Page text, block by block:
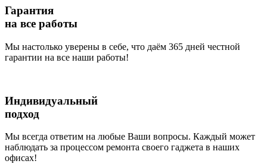
Гарантия
на все работы
Мы настолько уверены в себе, что даём 365 дней честной
гарантии на все наши работы!
Индивидуальный
подход
Мы всегда ответим на любые Ваши вопросы. Каждый может
наблюдать за процессом ремонта своего гаджета в наших
офисах!